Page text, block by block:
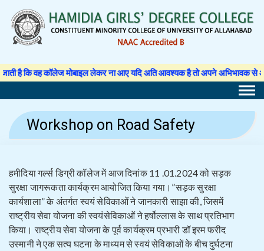
content
मोबाइल लेकर ना आए यदि अति आवश्यक है तो अपने अभिभावक से अनुमति पत्र
Workshop on Road Safety
हमीदिया गर्ल्स डिग्री कॉलेज में आज दिनांक 11 .01.2024 को सड़क
सुरक्षा जागरूकता कार्यक्रम आयोजित किया गया।”सड़क सुरक्षा
कार्यशाला” के अंतर्गत स्वयं सेविकाओं ने जानकारी साझा की, जिसमें
राष्ट्रीय सेवा योजना की स्वयंसेविकाओं ने हर्षोल्लास के साथ प्रतिभाग
किया। राष्ट्रीय सेवा योजना के पूर्व कार्यक्रम प्रभारी डॉ इरम फरीद
उस्मानी ने एक सत्य घटना के माध्यम से स्वयं सेविकाओं के बीच दुर्घटना